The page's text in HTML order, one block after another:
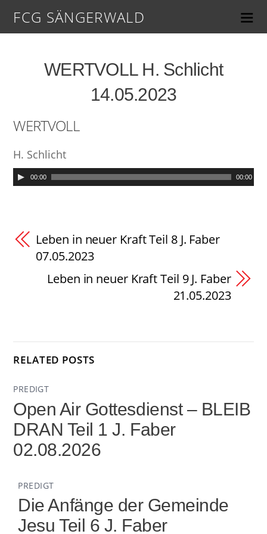
FCG SÄNGERWALD
WERTVOLL H. Schlicht
14.05.2023
WERTVOLL
H. Schlicht
00:00 00:00
Leben in neuer Kraft Teil 8 J. Faber
07.05.2023
Leben in neuer Kraft Teil 9 J. Faber
21.05.2023
RELATED POSTS
PREDIGT
Open Air Gottesdienst – BLEIB
DRAN Teil 1 J. Faber
02.08.2026
PREDIGT
Die Anfänge der Gemeinde
Jesu Teil 6 J. Faber